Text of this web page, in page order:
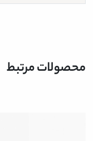
محصولات مرتبط